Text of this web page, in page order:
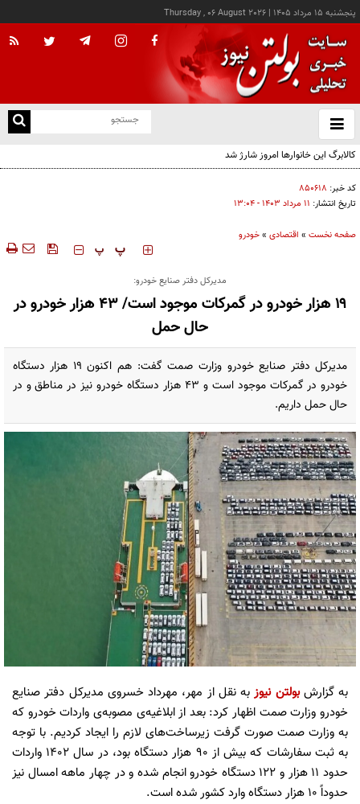
پنجشنبه ۱۵ مرداد ۱۴۰۵ |
Thursday , 06 August 2026
باز
و
کد خبر: ۸۵۰۶۱۸
تاریخ انتشار: ۱۱ مرداد ۱۴۰۳ - ۱۳:۰۴
صفحه نخست » اقتصادی »خودرو
‍‍‍ پ پ
مدیرکل دفتر صنایع خودرو:
۱۹ هزار خودرو در گمرکات موجود است/ ۴۳ هزار خودرو در
حال حمل
مدیرکل دفتر صنایع خودرو وزارت صمت گفت: هم اکنون ۱۹ هزار دستگاه
خودرو در گمرکات موجود است و ۴۳ هزار دستگاه خودرو نیز در مناطق و در
حال حمل داریم.
به گزارشبولتن نیوزبه نقل از مهر، مهرداد خسروی مدیرکل دفتر صنایع
خودرو وزارتصمت اظهار کرد: بعد از ابلاغیه‌ی مصوبه‌ی واردات خودرو که
به وزارت صمت صورت گرفت زیرساخت‌های لازم را ایجاد کردیم. با توجه
به ثبت سفارشات که بیش از ۹۰ هزار دستگاه بود، در سال ۱۴۰۲ واردات
حدود ۱۱ هزار و ۱۲۲ دستگاه خودرو انجام شده و در چهار ماهه امسال نیز
حدوداً ۱۰ هزار دستگاه وارد کشور شده است.